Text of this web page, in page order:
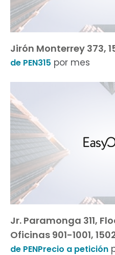
Jirón Monterrey 373,
de PEN315 por mes
Jr. Paramonga 311,
Oficinas 901-1001,
de PENPrecio a petición